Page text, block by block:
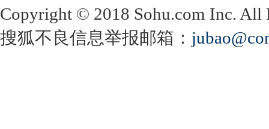
Copyright © 2018 Sohu.com Inc.
搜狐不良信息举报邮箱：